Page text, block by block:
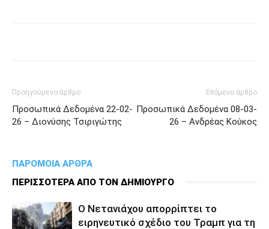
Προηγούμενο άρθρο
Προσωπικά Δεδομένα 22-02-
26 – Διονύσης Τσιριγώτης
Επόμενο άρθρο
Προσωπικά Δεδομένα 08-03-
26 – Ανδρέας Κούκος
ΠΑΡΟΜΟΙΑ ΑΡΘΡΑ
ΠΕΡΙΣΣΟΤΕΡΑ ΑΠΟ ΤΟΝ ΔΗΜΙΟΥΡΓΟ
Ο Νετανιάχου απορρίπτει το
ειρηνευτικό σχέδιο του Τραμπ για τη